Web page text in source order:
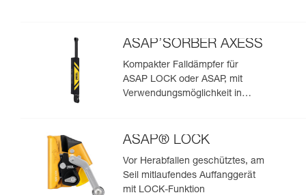
ASAP’SORBER AXESS
Kompakter Falldämpfer für
ASAP LOCK oder ASAP, mit
Verwendungsmöglichkeit in
ASAP® LOCK
Vor Herabfallen geschütztes, am
Seil mitlaufendes Auffanggerät
mit LOCK-Funktion